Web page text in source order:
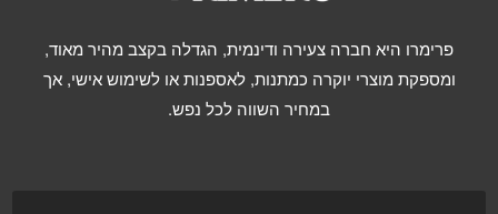
פרימרו היא חברה צעירה ודינמית, הגדלה בקצב מהיר מאוד,
ומספקת מוצרי יוקרה כמתנות, לאספנות או לשימוש אישי, אך
במחיר השווה לכל נפש.